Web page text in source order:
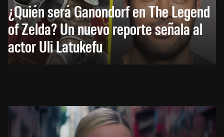
¿Quién será Ganondorf en The Legend
of Zelda? Un nuevo reporte señala al
actor Uli Latukefu